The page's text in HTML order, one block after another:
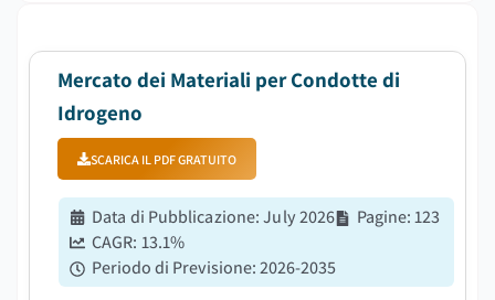
Mercato dei Materiali per Condotte di
Idrogeno
SCARICA IL PDF GRATUITO
Data di Pubblicazione:July 2026 Pagine:123
CAGR: 13.1%
Periodo di Previsione:2026-2035